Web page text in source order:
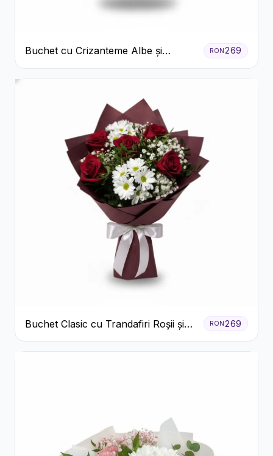
Buchet cu Crizanteme Albe și
Galbene
RON269
Buchet Clasic cu Trandafiri Roșii și
Crizanteme Albe
RON 269